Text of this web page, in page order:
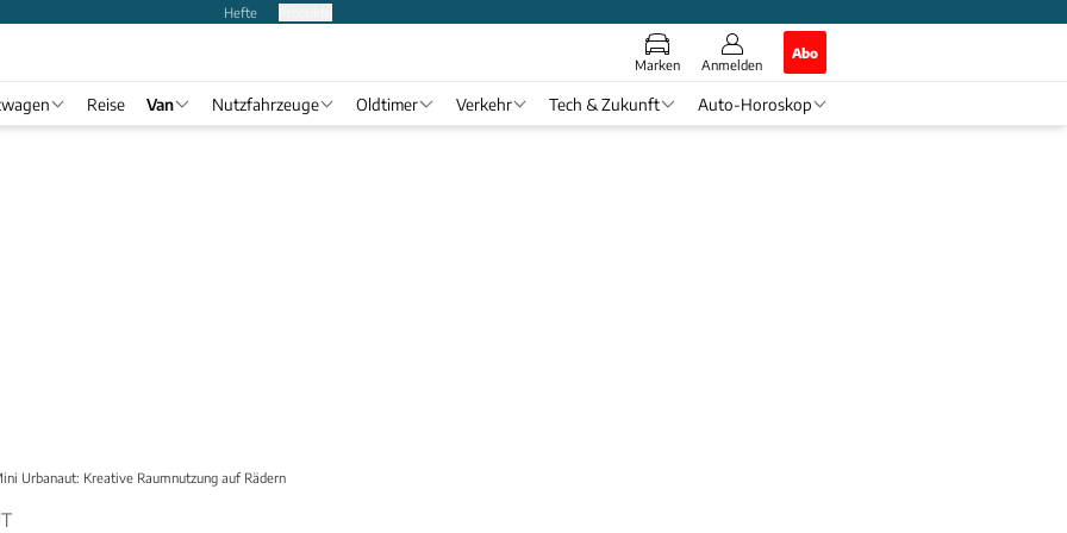
Hefte
Marken Anmelden
Abo
Reise Van Nutzfahrzeuge Oldtimer Verkehr Tech & Zukunft Auto-Horoskop
Urbanaut: Kreative Raumnutzung auf Rädern